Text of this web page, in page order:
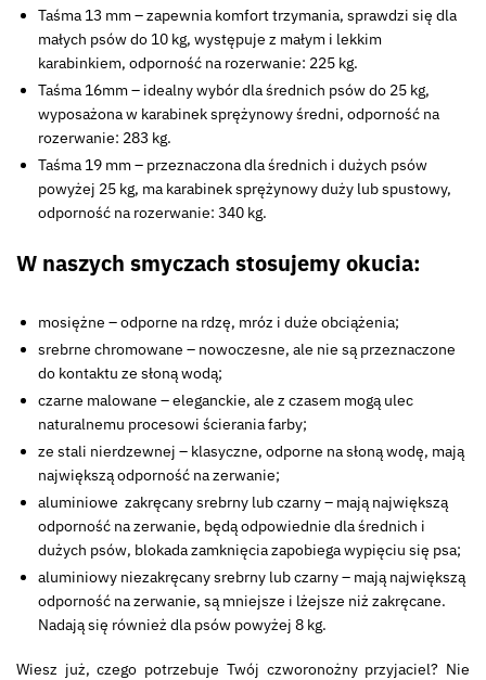
Taśma 13 mm – zapewnia komfort trzymania, sprawdzi się dla
małych psów do 10 kg, występuje z małym i lekkim
karabinkiem, odporność na rozerwanie: 225 kg.
Taśma 16mm – idealny wybór dla średnich psów do 25 kg,
wyposażona w karabinek sprężynowy średni, odporność na
rozerwanie: 283 kg.
Taśma 19 mm – przeznaczona dla średnich i dużych psów
powyżej 25 kg, ma karabinek sprężynowy duży lub spustowy,
odporność na rozerwanie: 340 kg.
W naszych smyczach stosujemy okucia:
mosiężne – odporne na rdzę, mróz i duże obciążenia;
srebrne chromowane – nowoczesne, ale nie są przeznaczone
do kontaktu ze słoną wodą;
czarne malowane – eleganckie, ale z czasem mogą ulec
naturalnemu procesowi ścierania farby;
ze stali nierdzewnej – klasyczne, odporne na słoną wodę, mają
największą odporność na zerwanie;
aluminiowe zakręcany srebrny lub czarny – mają największą
odporność na zerwanie, będą odpowiednie dla średnich i
dużych psów, blokada zamknięcia zapobiega wypięciu się psa;
aluminiowy niezakręcany srebrny lub czarny – mają największą
odporność na zerwanie, są mniejsze i lżejsze niż zakręcane.
Nadają się również dla psów powyżej 8 kg.
Wiesz już, czego potrzebuje Twój czworonożny przyjaciel? Nie